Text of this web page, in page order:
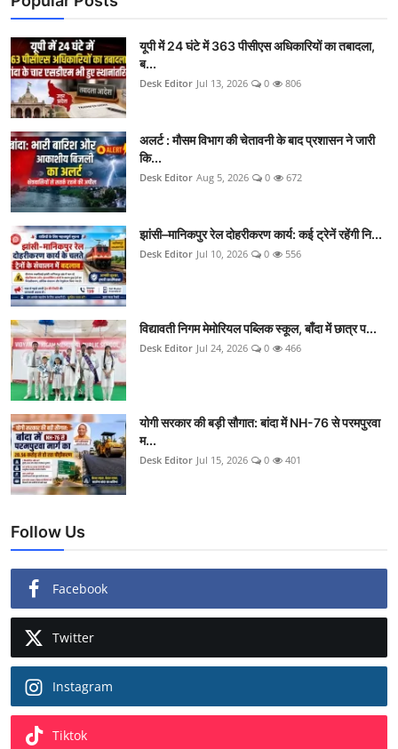
यूपी में 24 घंटे में 363 पीसीएस अधिकारियों का तबादला,
ब...
Desk Editor Jul 13, 2026 0 806
अलर्ट : मौसम विभाग की चेतावनी के बाद प्रशासन ने जारी
कि...
Desk Editor Aug 5, 2026 0 672
झांसी–मानिकपुर रेल दोहरीकरण कार्य: कई ट्रेनें रहेंगी नि...
Desk Editor Jul 10, 2026 0 556
विद्यावती निगम मेमोरियल पब्लिक स्कूल, बाँदा में छात्र प...
Desk Editor Jul 24, 2026 0 466
योगी सरकार की बड़ी सौगात: बांदा में NH-76 से परमपुरवा
म...
Desk Editor Jul 15, 2026 0 401
Follow Us
Facebook
Twitter
Instagram
Tiktok